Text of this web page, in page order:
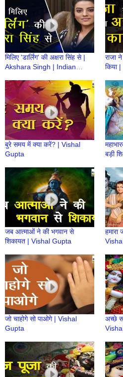
मिलिए 'डार्लिंग' की अक्षरा सिंह से |
Akshara Singh | Indian
राजा
किया
बुरे समय में क्या करें? | Vishal
Gupta
बड़ी
जब आत्माओं ने की भगवान से
शिकायत | Vishal Gupta
जो चाहोगे सो पाओगे | Vishal
Gupta
अच्छे